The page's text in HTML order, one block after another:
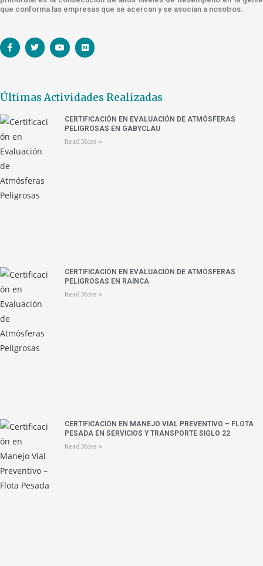
que conforma las empresas que se acercan y se asocian a nosotros.
Últimas Actividades Realizadas
CERTIFICACIÓN EN EVALUACIÓN DE ATMÓSFERAS
PELIGROSAS EN GABYCLAU
Read More »
CERTIFICACIÓN EN EVALUACIÓN DE ATMÓSFERAS
PELIGROSAS EN RAINCA
Read More »
CERTIFICACIÓN EN MANEJO VIAL PREVENTIVO – FLOTA
PESADA EN SERVICIOS Y TRANSPORTE SIGLO 22
Read More »